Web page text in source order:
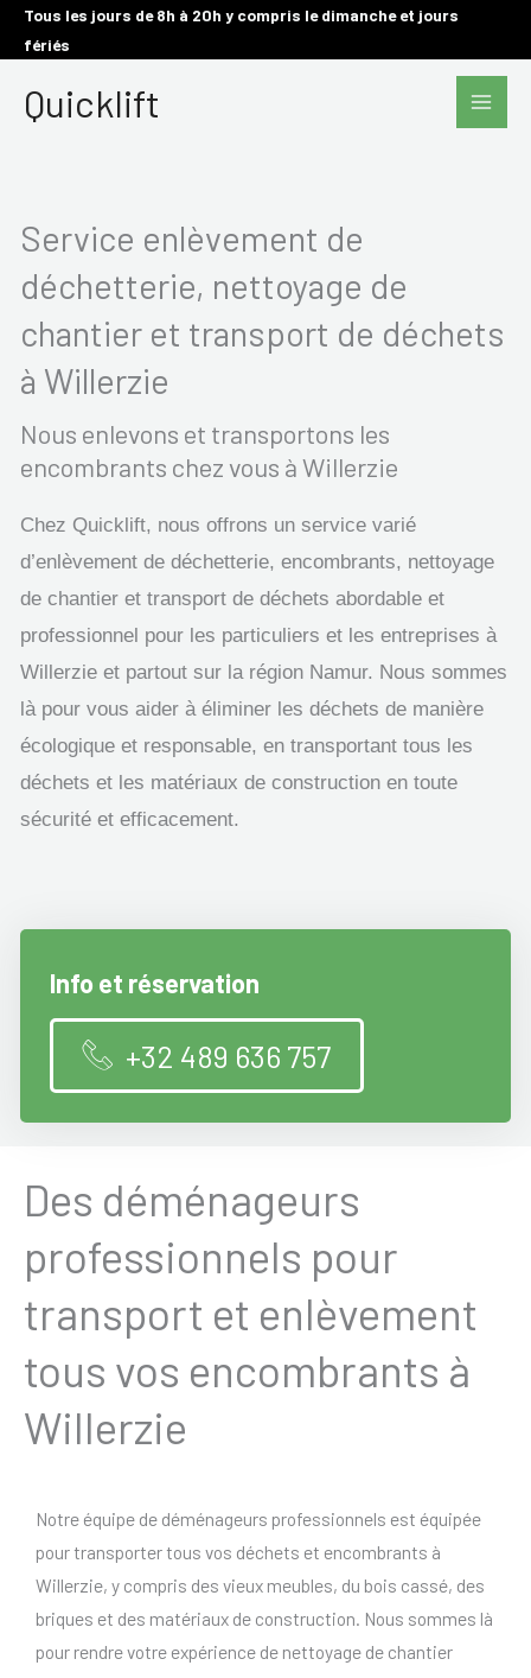
AllerTous les jours de 8h à 20h y compris le dimanche et jours
fériés
Quicklift
Main
Service enlèvement de
déchetterie, nettoyage de
chantier et transport de déchets
à Willerzie
Nous enlevons et transportons les
encombrants chez vous à Willerzie
Chez Quicklift, nous offrons un service varié
d’enlèvement de déchetterie, encombrants, nettoyage
de chantier et transport de déchets abordable et
professionnel pour les particuliers et les entreprises à
Willerzie et partout sur la région Namur. Nous sommes
là pour vous aider à éliminer les déchets de manière
écologique et responsable, en transportant tous les
déchets et les matériaux de construction en toute
sécurité et efficacement.
Info et réservation
+32 489 636 757
Des déménageurs
professionnels pour
transport et enlèvement
tous vos encombrants à
Willerzie
Notre équipe de déménageurs professionnels est équipée
pour transporter tous vos déchets et encombrants à
Willerzie, y compris des vieux meubles, du bois cassé, des
briques et des matériaux de construction. Nous sommes là
pour rendre votre expérience de nettoyage de chantier